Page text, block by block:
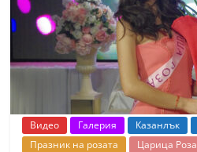
Видео Галерия Казанлък
Празник на розата
Царица Роза